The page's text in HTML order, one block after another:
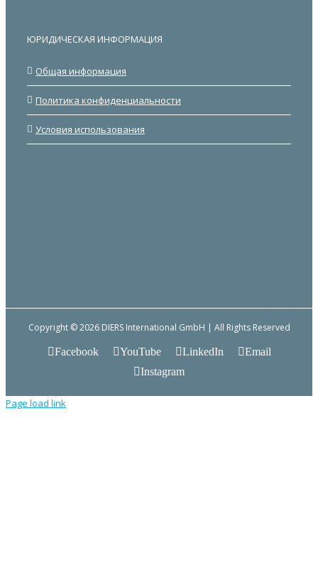
ЮРИДИЧЕСКАЯ ИНФОРМАЦИЯ
Общая информация
Политика конфиденциальности
Условия использования
Copyright © 2026 DIERS International GmbH | All Rights Reserved
Facebook
YouTube LinkedIn
Email
Instagram
Page load link